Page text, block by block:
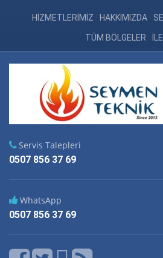
HİZMETLERİMİZ HAKKIMIZDA
TÜM BÖLGELER
Servis Talepleri
0507 856 37 69
WhatsApp
0507 856 37 69